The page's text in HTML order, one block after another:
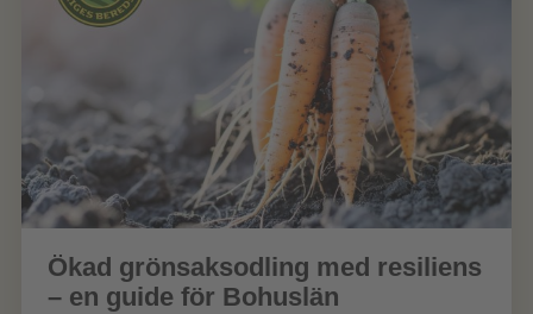
Ökad grönsaksodling med resiliens
– en guide för Bohuslän